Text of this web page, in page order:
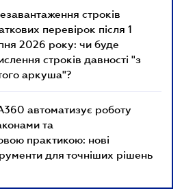
строків
перевірок після 1
2026 року: чи буде
строків давності "з
аркуша"?
автоматизує роботу
та
практикою: нові
для точніших рішень